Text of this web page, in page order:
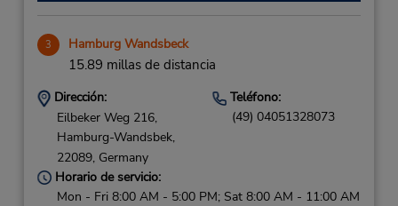
3 Hamburg Wandsbeck
15.89 millas de distancia
Dirección:
Eilbeker Weg 216,
Hamburg-Wandsbek,
22089, Germany
Teléfono:
(49) 04051328073
Horario de servicio:
Mon - Fri 8:00 AM - 5:00 PM; Sat 8:00 AM - 11:00 AM